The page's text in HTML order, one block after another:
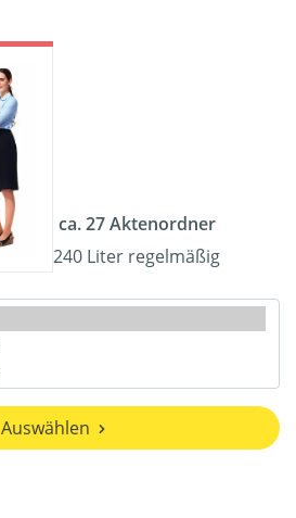
ca. 27 Aktenordner
240 Liter regelmäßig
Auswählen